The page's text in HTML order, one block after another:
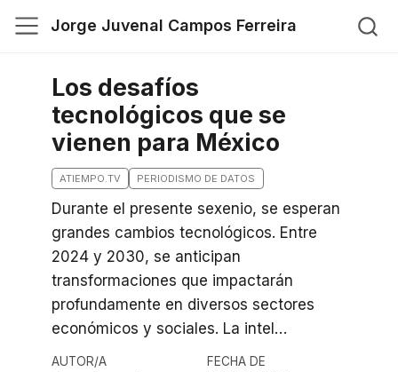
Jorge Juvenal Campos Ferreira
Los desafíos
tecnológicos que se
vienen para México
ATIEMPO.TV PERIODISMO DE DATOS
Durante el presente sexenio, se esperan
grandes cambios tecnológicos. Entre
2024 y 2030, se anticipan
transformaciones que impactarán
profundamente en diversos sectores
económicos y sociales. La intel…
AUTOR/A
FECHA DE